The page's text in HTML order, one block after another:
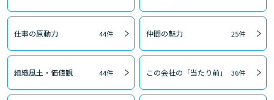
仕事の原動力 44件 仲間の魅力 25件
組織風土・価値観 44件 この会社の「当たり前」 36件